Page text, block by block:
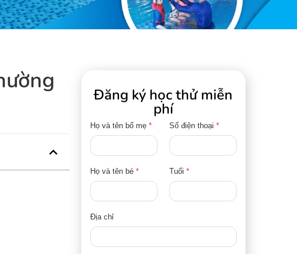
Đăng ký học thử miễn
phí
Họ và tên bố mẹ * Số điện thoại *
Họ và tên bé * Tuổi *
Địa chỉ